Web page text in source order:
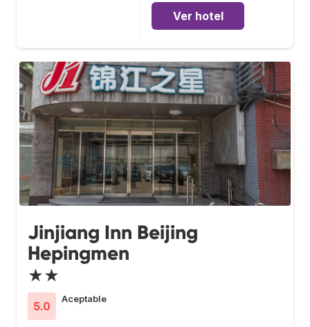
Ver hotel
Jinjiang Inn Beijing
Hepingmen
★★
5.0
Aceptable